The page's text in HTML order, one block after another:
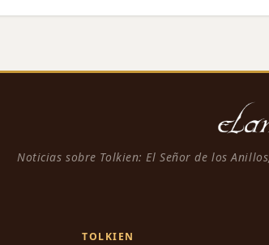
Noticias sobre Tolkien: El Señor de los
TOLKIEN